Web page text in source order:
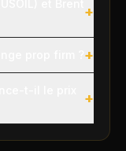
+
+
+